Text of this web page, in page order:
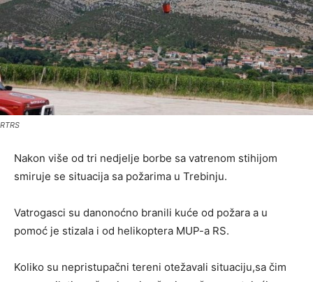
RTRS
Nakon više od tri nedjelje borbe sa vatrenom stihijom
smiruje se situacija sa požarima u Trebinju.
Vatrogasci su danonoćno branili kuće od požara a u
pomoć je stizala i od helikoptera MUP-a RS.
Koliko su nepristupačni tereni otežavali situaciju,sa čim